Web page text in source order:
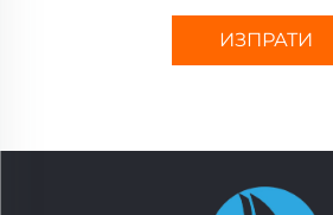
ИЗПРАТИ